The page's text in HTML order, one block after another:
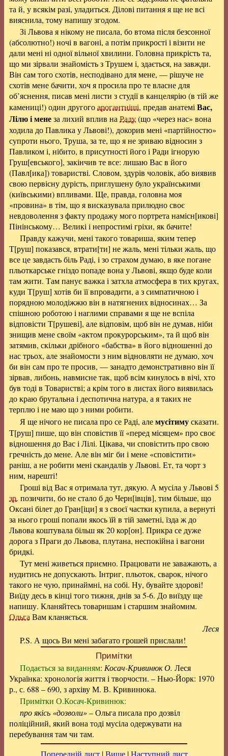
та й, у всякім разі, уладиться. Ділові питання я ще не всі
вияснила, тому напишу згодом.
Зі Львова я нікому не писала, бо втома після безсонної
(абсолютно!) ночі в вагоні, а потім прикрості і візити не
дали мені ні одної вільної хвилини. Головна прикрість та,
що ми зірвали знайомість з Трушем і, здається, на завжди.
Він сам того схотів, несподівано для мене, — рішуче не
схотів мене бачити, хоч я просила про те власне для
об’яснення, писав мені листи з студії в канцелярію (в тій же
камениці!) один другогоарогантніші, предав анатемі Вас,
Лілю і менеза лихий вплив на Раду(що «через нас» вона
ходила до Павлика у Львові!), докорив мені «партійностю»
супроти нього, Труша, за те, що я не зриваю відносин з
Павликом і, нібито, в присутності його і Ради ігнорую
Груш[евського], закінчив те все: лишаю Вас в його
(Павл[ика]) товаристві. Словом, здурів чоловік, або виявив
свою первісну дурість, приглушену було українськими
(київськими) впливами. Ще, правда, головна моя
«провина» в тім, що я висказувала прилюдно своє
невдоволення з факту продажу мого портрета намісн[икові]
Пінінському… Великі і непростимі гріхи, як бачите!
Правду кажучи, мені такого товариша, яким тепер
Т[руш] показався, втрати[ти] не жаль, мені тільки жаль, що
все це завдасть біль Раді, і зо страхом думаю, в яке погане
пльоткарське гніздо попаде вона у Львові, якщо буде коли
там жити. Там панує важка і затхла атмосфера в тих кругах,
куди Т[руш] хотів би її впровадити, а з симпатичною і
порядною молодіжжю він в натягнених відносинах… За
спішною роботою і наглими справами я ще не вспіла
відповісти Т[рушеві], але відповім, щоб він не думав, ніби
знищив мене своїм «актом прокурорським», та й щоб він
затямив, скільки дрібного «бабства» в його відношенні до
нас трьох, але знайомости з ним відновляти не думаю, хоч
би він сам про те просив, — занадто демонстративно він її
зірвав, либонь, навмисне так, щоб всім кинулось в вічі, хто
був тоді в Товаристві; а крім того в листах його виявилась
до краю брутальна і деспотична натура, а я таких не
терплю і не маю що з ними робити.
Я ще нічого не писала про се Раді, алемусітимусказати.
Т[руш] пише, що він сповістив її «перед місяцем» про своє
відношення до Вас і Лілі. Цікава, чи сповістить про свою
гречність до мене. Але він міг би і мене «сповістити»
раніш, а не робити мені скандалів у Львові. Ет, та чорт з
ним, нарешті!
Гроші від Вас я отримала тут, дякую. А мусіла у Львові 5
зр. позичити, бо не стало б до Черн[івців], тим більше, що
Оксані білет до Гран[іци] я з своєї частки купила, а вернуті
за нього гроші попали якось їй в тій заметні, їзда ж до
Львова коштувала більш як 20 кор[он]. Прикра се дуже
дорога з Праги до Львова, плутана, неспокійна і вагони
бридкі.
Тут мені живеться приємно. Працювати не заважають, а
нудитись не допускають. Інтриг, пльоток, сварок, нічого
такого не чую, принаймні, на собі. Ну, бувайте здорові!
Виїду десь в кінці того тижня, днів за 5-6. До виїзду ще
напишу. Кланяйтесь товаришам і старшим знайомим.
Ольга Вам кланяється.
Леся
P.S. А щось Ви мені забагато грошей прислали!
Примітки
Подається за виданням: Косач-Кривинюк О. Леся
Українка: хронологія життя і творчости. – Нью-Йорк: 1970
р., с. 688 – 690, з архіву М. В. Кривинюка.
Примітки О.Косач-Кривинюк:
про якісь «дозволи»– Ольга писала про дозвіл
поліційний, який вона тоді мусіла одержувати на
перебування там чи там.
Попередній лист|Вище|Наступний лист